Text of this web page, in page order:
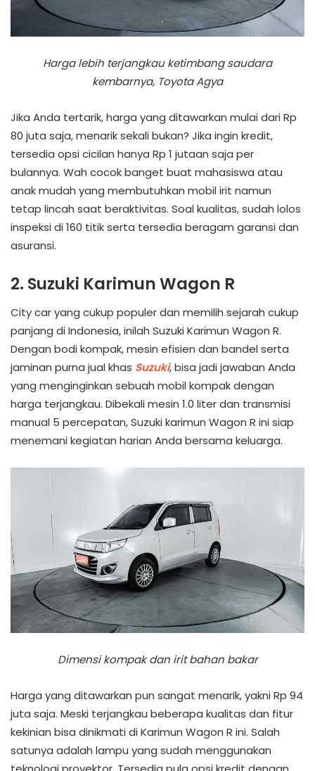
Harga lebih terjangkau ketimbang saudara
kembarnya, Toyota Agya
Jika Anda tertarik, harga yang ditawarkan mulai dari Rp
80 juta saja, menarik sekali bukan? Jika ingin kredit,
tersedia opsi cicilan hanya Rp 1 jutaan saja per
bulannya. Wah cocok banget buat mahasiswa atau
anak mudah yang membutuhkan mobil irit namun
tetap lincah saat beraktivitas. Soal kualitas, sudah lolos
inspeksi di 160 titik serta tersedia beragam garansi dan
asuransi.
2. Suzuki Karimun Wagon R
City car yang cukup populer dan memilih sejarah cukup
panjang di Indonesia, inilah Suzuki Karimun Wagon R.
Dengan bodi kompak, mesin efisien dan bandel serta
jaminan purna jual khas Suzuki, bisa jadi jawaban Anda
yang menginginkan sebuah mobil kompak dengan
harga terjangkau. Dibekali mesin 1.0 liter dan transmisi
manual 5 percepatan, Suzuki karimun Wagon R ini siap
menemani kegiatan harian Anda bersama keluarga.
Dimensi kompak dan irit bahan bakar
Harga yang ditawarkan pun sangat menarik, yakni Rp 94
juta saja. Meski terjangkau beberapa kualitas dan fitur
kekinian bisa dinikmati di Karimun Wagon R ini. Salah
satunya adalah lampu yang sudah menggunakan